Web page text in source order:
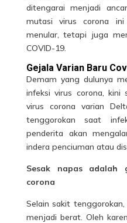
ditengarai menjadi
mutasi virus corona
menular, tetapi juga
COVID-19.
Gejala Varian Baru
Demam yang dulunya
infeksi virus corona, kini
virus corona varian
tenggorokan saat
penderita akan
indera penciuman atau
Sesak napas adalah
corona
Selain sakit
menjadi berat. Oleh